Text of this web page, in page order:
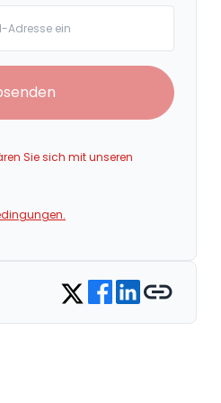
Sie sich mit unseren
Share on Twitter
Share on Facebook
Share on LinkedIn
Copy link